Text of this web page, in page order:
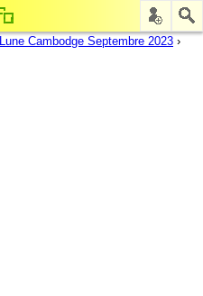
Lune Cambodge Septembre 2023 ›